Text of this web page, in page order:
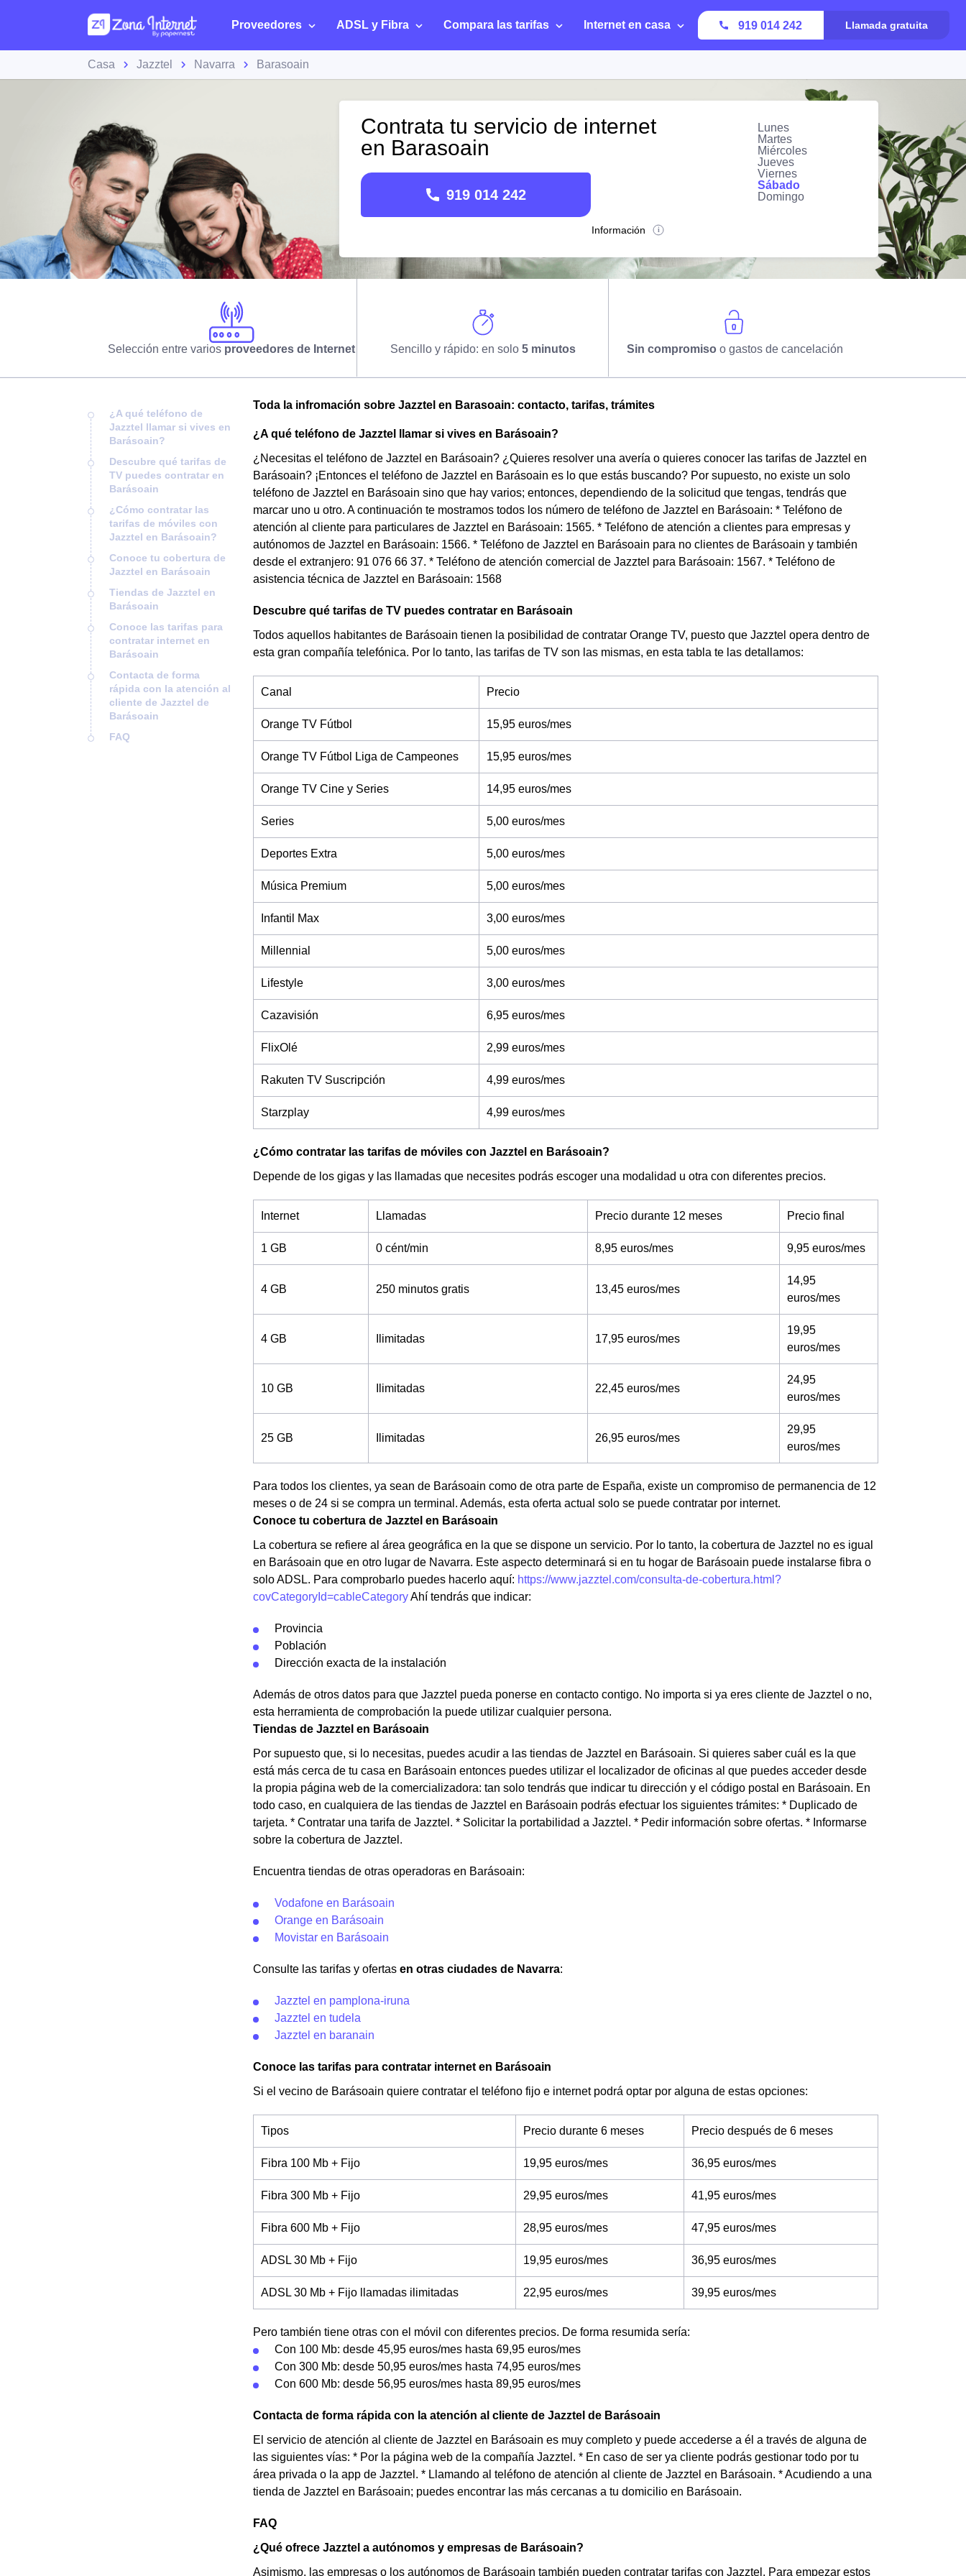
Proveedores ADSL y Fibra Compara las tarifas Internet en casa 919 014 242 Llamada gratuita
Casa Jazztel Navarra Barasoain
Contrata tu servicio de internet
en Barasoain
919 014 242
Información
Lunes
Martes
Miércoles
Jueves
Viernes
Sábado
Domingo
Selección entre varios proveedores de Internet Sencillo y rápido: en solo 5 minutos Sin compromiso o gastos de cancelación
¿A qué teléfono de
Jazztel llamar si vives en
Barásoain?
Descubre qué tarifas de
TV puedes contratar en
Barásoain
¿Cómo contratar las
tarifas de móviles con
Jazztel en Barásoain?
Conoce tu cobertura de
Jazztel en Barásoain
Tiendas de Jazztel en
Barásoain
Conoce las tarifas para
contratar internet en
Barásoain
Contacta de forma
rápida con la atención al
cliente de Jazztel de
Barásoain
FAQ
Toda la infromación sobre Jazztel en Barasoain: contacto, tarifas, trámites
¿A qué teléfono de Jazztel llamar si vives en Barásoain?
¿Necesitas el teléfono de Jazztel en Barásoain? ¿Quieres resolver una avería o quieres conocer las tarifas de Jazztel en
Barásoain? ¡Entonces el teléfono de Jazztel en Barásoain es lo que estás buscando? Por supuesto, no existe un solo
teléfono de Jazztel en Barásoain sino que hay varios; entonces, dependiendo de la solicitud que tengas, tendrás que
marcar uno u otro. A continuación te mostramos todos los número de teléfono de Jazztel en Barásoain: * Teléfono de
atención al cliente para particulares de Jazztel en Barásoain: 1565. * Teléfono de atención a clientes para empresas y
autónomos de Jazztel en Barásoain: 1566. * Teléfono de Jazztel en Barásoain para no clientes de Barásoain y también
desde el extranjero: 91 076 66 37. * Teléfono de atención comercial de Jazztel para Barásoain: 1567. * Teléfono de
asistencia técnica de Jazztel en Barásoain: 1568
Descubre qué tarifas de TV puedes contratar en Barásoain
Todos aquellos habitantes de Barásoain tienen la posibilidad de contratar Orange TV, puesto que Jazztel opera dentro de
esta gran compañía telefónica. Por lo tanto, las tarifas de TV son las mismas, en esta tabla te las detallamos:
Canal Precio
Orange TV Fútbol 15,95 euros/mes
Orange TV Fútbol Liga de Campeones 15,95 euros/mes
Orange TV Cine y Series 14,95 euros/mes
Series 5,00 euros/mes
Deportes Extra 5,00 euros/mes
Música Premium 5,00 euros/mes
Infantil Max 3,00 euros/mes
Millennial 5,00 euros/mes
Lifestyle 3,00 euros/mes
Cazavisión 6,95 euros/mes
FlixOlé 2,99 euros/mes
Rakuten TV Suscripción 4,99 euros/mes
Starzplay 4,99 euros/mes
¿Cómo contratar las tarifas de móviles con Jazztel en Barásoain?
Depende de los gigas y las llamadas que necesites podrás escoger una modalidad u otra con diferentes precios.
Internet Llamadas Precio durante 12 meses Precio final
1 GB 0 cént/min 8,95 euros/mes 9,95 euros/mes
4 GB 250 minutos gratis 13,45 euros/mes
14,95
euros/mes
4 GB Ilimitadas 17,95 euros/mes
19,95
euros/mes
10 GB Ilimitadas 22,45 euros/mes
24,95
euros/mes
25 GB Ilimitadas 26,95 euros/mes
29,95
euros/mes
Para todos los clientes, ya sean de Barásoain como de otra parte de España, existe un compromiso de permanencia de 12
meses o de 24 si se compra un terminal. Además, esta oferta actual solo se puede contratar por internet.
Conoce tu cobertura de Jazztel en Barásoain
La cobertura se refiere al área geográfica en la que se dispone un servicio. Por lo tanto, la cobertura de Jazztel no es igual
en Barásoain que en otro lugar de Navarra. Este aspecto determinará si en tu hogar de Barásoain puede instalarse fibra o
solo ADSL. Para comprobarlo puedes hacerlo aquí: https://www.jazztel.com/consulta-de-cobertura.html?
covCategoryId=cableCategoryAhí tendrás que indicar:
Provincia
Población
Dirección exacta de la instalación
Además de otros datos para que Jazztel pueda ponerse en contacto contigo. No importa si ya eres cliente de Jazztel o no,
esta herramienta de comprobación la puede utilizar cualquier persona.
Tiendas de Jazztel en Barásoain
Por supuesto que, si lo necesitas, puedes acudir a las tiendas de Jazztel en Barásoain. Si quieres saber cuál es la que
está más cerca de tu casa en Barásoain entonces puedes utilizar el localizador de oficinas al que puedes acceder desde
la propia página web de la comercializadora: tan solo tendrás que indicar tu dirección y el código postal en Barásoain. En
todo caso, en cualquiera de las tiendas de Jazztel en Barásoain podrás efectuar los siguientes trámites: * Duplicado de
tarjeta. * Contratar una tarifa de Jazztel. * Solicitar la portabilidad a Jazztel. * Pedir información sobre ofertas. * Informarse
sobre la cobertura de Jazztel.
Encuentra tiendas de otras operadoras en Barásoain:
Vodafone en Barásoain
Orange en Barásoain
Movistar en Barásoain
Consulte las tarifas y ofertas en otras ciudades de Navarra:
Jazztel en pamplona-iruna
Jazztel en tudela
Jazztel en baranain
Conoce las tarifas para contratar internet en Barásoain
Si el vecino de Barásoain quiere contratar el teléfono fijo e internet podrá optar por alguna de estas opciones:
Tipos Precio durante 6 meses Precio después de 6 meses
Fibra 100 Mb + Fijo 19,95 euros/mes 36,95 euros/mes
Fibra 300 Mb + Fijo 29,95 euros/mes 41,95 euros/mes
Fibra 600 Mb + Fijo 28,95 euros/mes 47,95 euros/mes
ADSL 30 Mb + Fijo 19,95 euros/mes 36,95 euros/mes
ADSL 30 Mb + Fijo llamadas ilimitadas 22,95 euros/mes 39,95 euros/mes
Pero también tiene otras con el móvil con diferentes precios. De forma resumida sería:
Con 100 Mb: desde 45,95 euros/mes hasta 69,95 euros/mes
Con 300 Mb: desde 50,95 euros/mes hasta 74,95 euros/mes
Con 600 Mb: desde 56,95 euros/mes hasta 89,95 euros/mes
Contacta de forma rápida con la atención al cliente de Jazztel de Barásoain
El servicio de atención al cliente de Jazztel en Barásoain es muy completo y puede accederse a él a través de alguna de
las siguientes vías: * Por la página web de la compañía Jazztel. * En caso de ser ya cliente podrás gestionar todo por tu
área privada o la app de Jazztel. * Llamando al teléfono de atención al cliente de Jazztel en Barásoain. * Acudiendo a una
tienda de Jazztel en Barásoain; puedes encontrar las más cercanas a tu domicilio en Barásoain.
FAQ
¿Qué ofrece Jazztel a autónomos y empresas de Barásoain?
Asimismo, las empresas o los autónomos de Barásoain también pueden contratar tarifas con Jazztel. Para empezar estos